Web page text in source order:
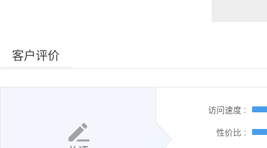
客户评价
访问速度 :
性价比 :